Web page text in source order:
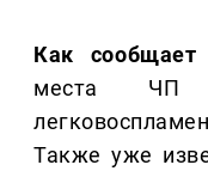
Как
места ЧП
Также уже